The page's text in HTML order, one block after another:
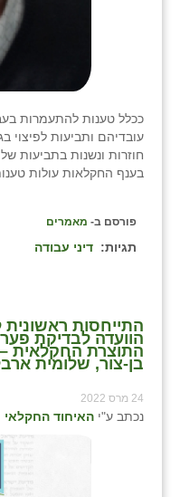
ככלל טענות להתעמרות
עובדיהם ותביעות לפיצוי
חוזרות ונשנות בתביעות
בענף החקלאות עולות
פורסם ב- מאמרים
תגיות: דיני עבודה
התייחסות ראשונית
הוועדה לבדיקת
התוצרת החקלאית –
בן-צור, שלומית
24 מרס 2022
נכתב ע"י האיחוד החקלאי